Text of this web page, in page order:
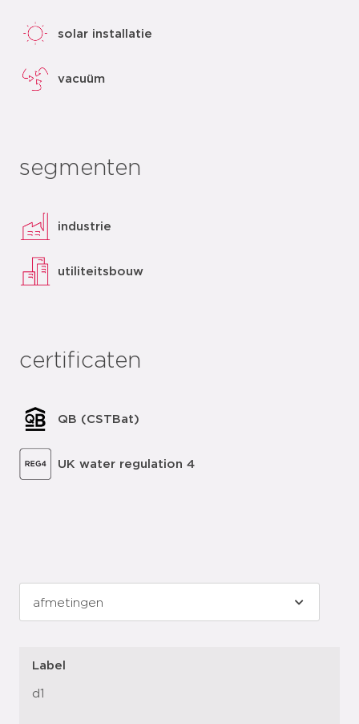
solar installatie
vacuüm
segmenten
industrie
utiliteitsbouw
certificaten
QB (CSTBat)
UK water regulation 4
Label
d1